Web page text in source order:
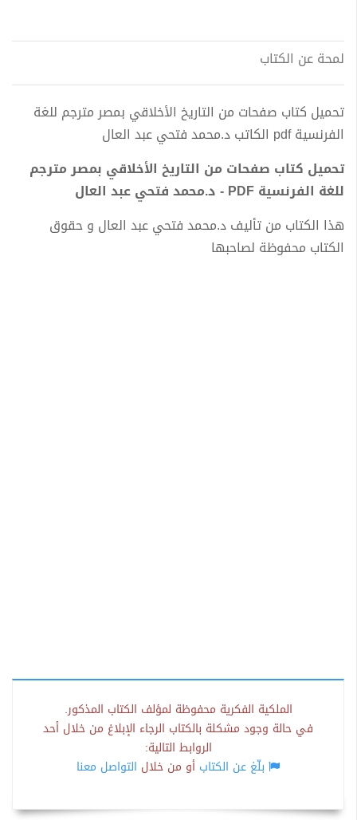
لمحة عن الكتاب
تحميل كتاب صفحات من التاريخ الأخلاقي بمصر مترجم للغة
الفرنسية pdf الكاتب د.محمد فتحي عبد العال
تحميل كتاب صفحات من التاريخ الأخلاقي بمصر مترجم
للغة الفرنسية PDF - د.محمد فتحي عبد العال
هذا الكتاب من تأليف د.محمد فتحي عبد العال و حقوق
الكتاب محفوظة لصاحبها
الملكية الفكرية محفوظة لمؤلف الكتاب المذكور.
في حالة وجود مشكلة بالكتاب الرجاء الإبلاغ من خلال أحد
الروابط التالية:
بلّغ عن الكتاب أو من خلال التواصل معنا